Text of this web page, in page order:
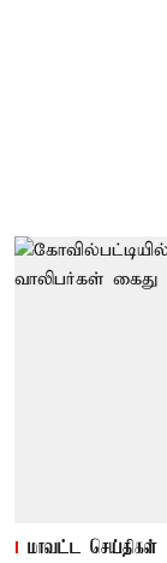
மாவட்ட செய்திகள்